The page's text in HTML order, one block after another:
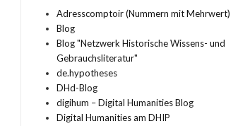
Adresscomptoir (Nummern mit Mehrwert)
Blog
Blog "Netzwerk Historische Wissens- und
Gebrauchsliteratur"
de.hypotheses
DHd-Blog
digihum – Digital Humanities Blog
Digital Humanities am DHIP